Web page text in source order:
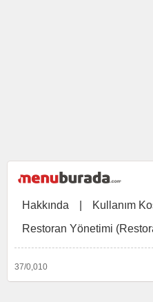
Hakkında Kullanım
Restoran Yönetimi
37/0,010